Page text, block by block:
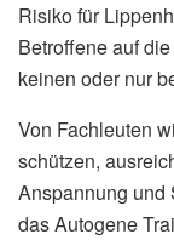
Risiko für
Betroffene auf
keinen oder nur
Von Fachleuten
schützen,
Anspannung und
das Autogene